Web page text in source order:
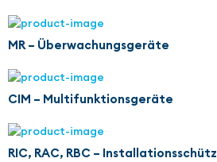
MR – Überwachungsgeräte
CIM – Multifunktionsgeräte
RIC, RAC, RBC – Installationsschütz